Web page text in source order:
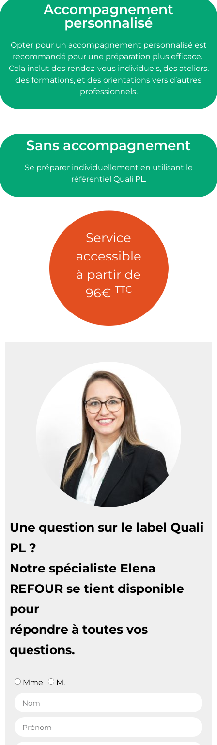
Accompagnement
personnalisé
Opter pour un accompagnement personnalisé est
recommandé pour une préparation plus efficace.
Cela inclut des rendez-vous individuels, des ateliers,
des formations, et des orientations vers d’autres
professionnels.
Sans accompagnement
Se préparer individuellement en utilisant le
référentiel Quali PL.
Service
accessible
à partir de
96€ TTC
Une question sur le label Quali
PL ?
Notre spécialiste Elena
REFOUR se tient disponible
pour
répondre à toutes vos
questions.
Mme M.